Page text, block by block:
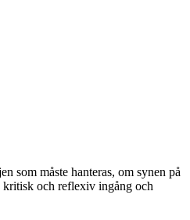
som måste hanteras, om synen på
kritisk och reflexiv ingång och